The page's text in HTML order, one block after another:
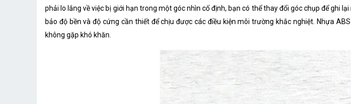
phải lo lắng về việc bị giới hạn trong một góc nhìn cố định, bạn có thể thay đổi góc chụp để
bảo độ bền và độ cứng cần thiết để chịu được các điều kiện môi trường khắc nghiệt. Nhựa
không gặp khó khăn.